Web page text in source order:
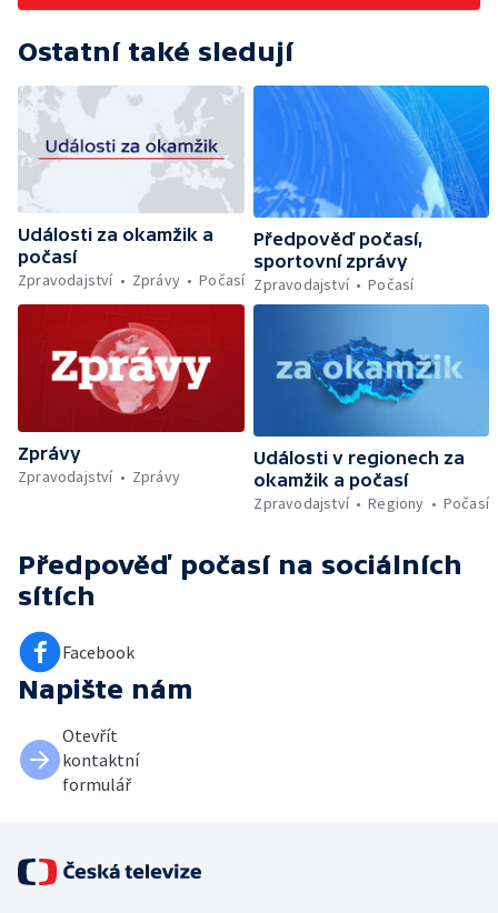
Ostatní také sledují
Události za okamžik a
počasí
Zpravodajství
Zprávy Počasí
Předpověď počasí,
sportovní zprávy
Zpravodajství
Počasí
Zprávy
Zpravodajství
Zprávy
Události v regionech za
okamžik a počasí
Zpravodajství
Regiony Počasí
Předpověď počasí na sociálních
sítích
Facebook
Napište nám
Otevřít
kontaktní
formulář